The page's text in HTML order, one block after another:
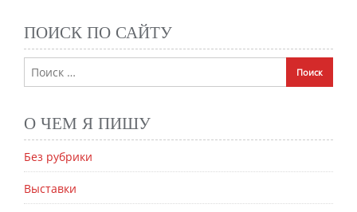
ПОИСК ПО САЙТУ
О ЧЕМ Я ПИШУ
Без рубрики
Выставки